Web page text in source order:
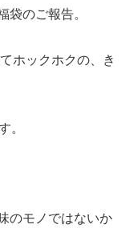
袋のご報告。
ホックホクの、き
。
のモノではないか